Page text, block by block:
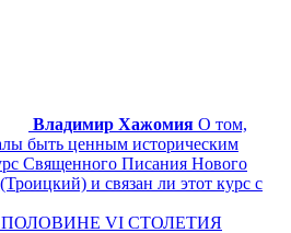
Владимир Хажомия О том,
быть ценным историческим
Священного Писания Нового
и связан ли этот курс с
VI СТОЛЕТИЯ